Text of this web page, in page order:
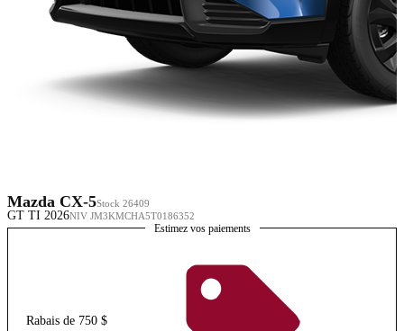
Mazda CX-5Stock 26409
GT TI 2026NIV JM3KMCHA5T0186352
Estimez vos paiements
Rabais de 750 $